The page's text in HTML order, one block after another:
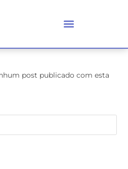
post publicado com esta